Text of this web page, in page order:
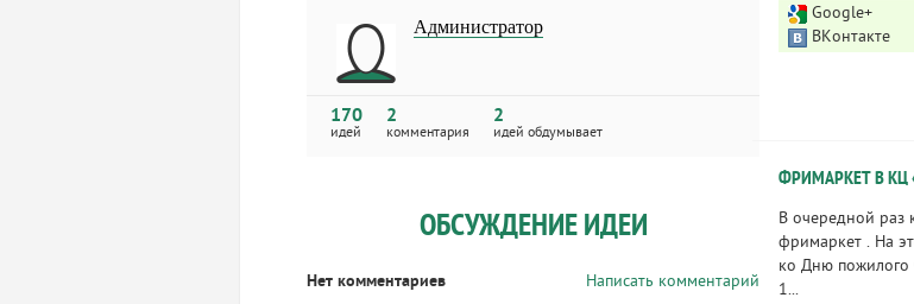
Администратор
170
идей
2
комментария
2
идей обдумывает
ОБСУЖДЕНИЕ ИДЕИ
Написать комментарий
Нет комментариев
Google+
ВКонтакте
ФРИМАРКЕТ В КЦ
В очередной раз
фримаркет . На
ко Дню пожилого
1...